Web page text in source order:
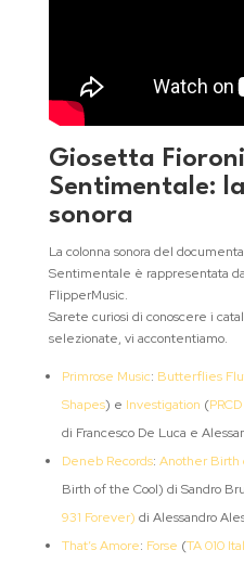
Giosetta
Sentimentale:
sonora
La colonna sonora del
Sentimentale è rappresentata
FlipperMusic.
Sarete curiosi di conoscere i
selezionate, vi accontentiamo.
Primrose Music: Butterflies
Shapes) e Investigation (
di Francesco De Luca e
Deneb Records: Another Birth
Birth of the Cool) di Sandro
931 Forever) di Alessandro
That’s Amore: Forse (TA 010